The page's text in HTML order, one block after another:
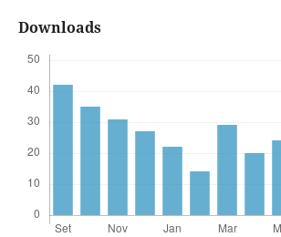
Downloads